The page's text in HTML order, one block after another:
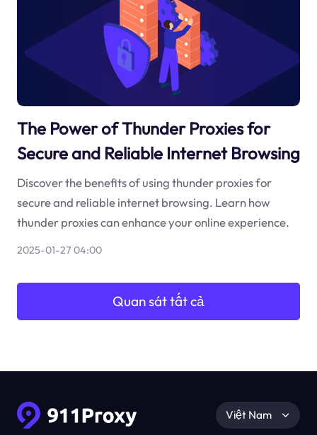
The Power of Thunder Proxies for
Secure and Reliable Internet Browsing
Discover the benefits of using thunder proxies for
secure and reliable internet browsing. Learn how
thunder proxies can enhance your online experience.
2025-01-27 04:00
Quan sát tất cả
Việt Nam